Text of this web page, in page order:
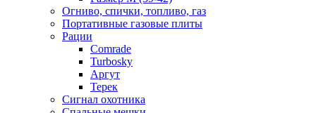
Огниво, спички, топливо, газ
Портативные газовые плиты
Рации
Comrade
Turbosky
Аргут
Терек
Сигнал охотника